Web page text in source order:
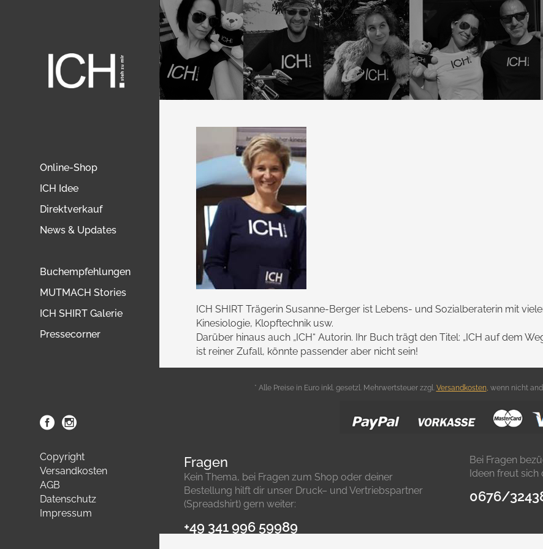
Online-Shop
ICH Idee
Direktverkauf
News & Updates
Buchempfehlungen
MUTMACH Stories
ICH SHIRT Galerie
Pressecorner
Copyright
Versandkosten
AGB
Datenschutz
Impressum
ICH SHIRT Trägerin Susanne-Berger ist Lebens- und Sozialberaterin mit
Kinesiologie, Klopftechnik usw.
Darüber hinaus auch „ICH“ Autorin. Ihr Buch trägt den Titel: „ICH auf dem
ist reiner Zufall, könnte passender aber nicht sein!
* Alle Preise in Euro inkl. gesetzl. Mehrwertsteuer zzgl. Versandkosten, wenn nicht
Fragen
Kein Thema, bei Fragen zum Shop oder deiner
Bestellung hilft dir unser Druck– und Vertriebspartner
(Spreadshirt) gern weiter:
+49 341 996 59989
Bei Fragen
Ideen freut sich
0676/